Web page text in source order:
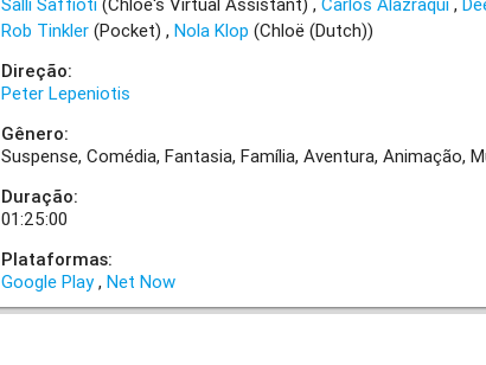
Rob Tinkler (Pocket) Nola Klop (Chloë (Dutch))
Direção:
Peter Lepeniotis
Gênero:
Suspense Comédia Fantasia Família Aventura Animação
Duração:
01:25:00
Plataformas:
Google Play Net Now